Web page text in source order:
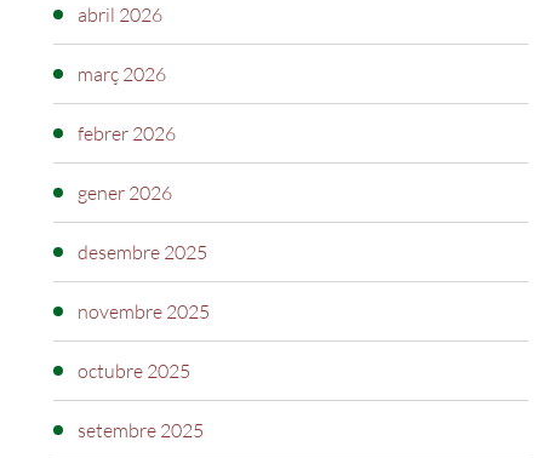
abril 2026
març 2026
febrer 2026
gener 2026
desembre 2025
novembre 2025
octubre 2025
setembre 2025